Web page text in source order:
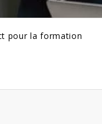
pour la formation